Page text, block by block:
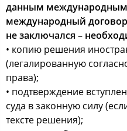
данным международным
международный
не заключался –
• копию решения
(легалированную
права);
• подтверждение
суда в законную силу
тексте решения);